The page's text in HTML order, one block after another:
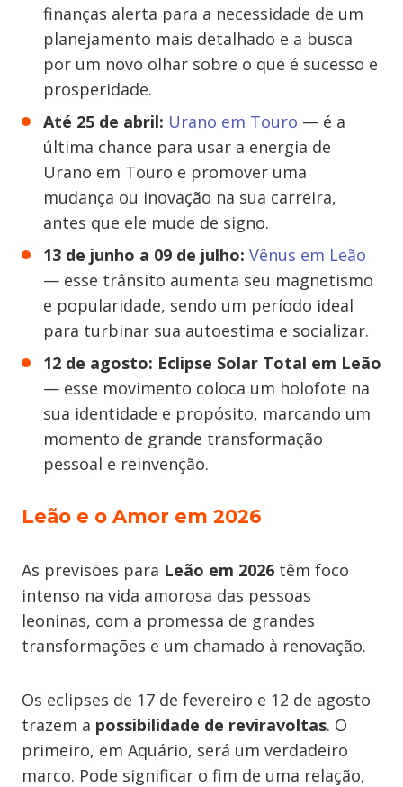
finanças alerta para a necessidade de um
planejamento mais detalhado e a busca
por um novo olhar sobre o que é sucesso e
prosperidade.
Até 25 de abril: Urano em Touro — é a
última chance para usar a energia de
Urano em Touro e promover uma
mudança ou inovação na sua carreira,
antes que ele mude de signo.
13 de junho a 09 de julho: Vênus em Leão
— esse trânsito aumenta seu magnetismo
e popularidade, sendo um período ideal
para turbinar sua autoestima e socializar.
12 de agosto: Eclipse Solar Total em Leão
— esse movimento coloca um holofote na
sua identidade e propósito, marcando um
momento de grande transformação
pessoal e reinvenção.
Leão e o Amor em 2026
As previsões para Leão em 2026 têm foco
intenso na vida amorosa das pessoas
leoninas, com a promessa de grandes
transformações e um chamado à renovação.
Os eclipses de 17 de fevereiro e 12 de agosto
trazem a possibilidade de reviravoltas. O
primeiro, em Aquário, será um verdadeiro
marco. Pode significar o fim de uma relação,